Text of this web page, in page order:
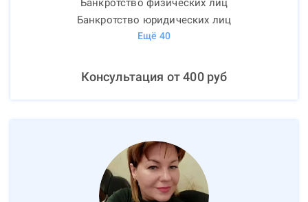
Банкротство физических лиц
Банкротство юридических лиц
Ещё 40
Консультация от400руб